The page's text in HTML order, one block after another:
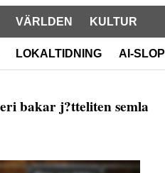
VÄRLDEN KULTUR
LOKALTIDNING AI-SLOP
bakar j?tteliten semla